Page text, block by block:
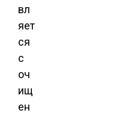
вл
яет
ся
с
оч
ищ
ен